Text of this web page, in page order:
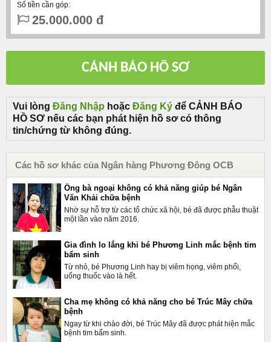
Số tiền cần góp:
25.000.000 đ
Vui lòng Đăng Nhập hoặc Đăng Ký để CẢNH BÁO
HỒ SƠ nếu các bạn phát hiện hồ sơ có thông
tin/chứng từ không đúng.
Các hồ sơ khác của Ngân hàng Phương Đông OCB
Ông bà ngoại không có khả năng giúp bé Ngân
Văn Khải chữa bệnh
Nhờ sự hỗ trợ từ các tổ chức xã hội, bé đã được phẫu thuật
một lần vào năm 2016.
Gia đình lo lắng khi bé Phương Linh mắc bệnh tim
bẩm sinh
Từ nhỏ, bé Phương Linh hay bị viêm họng, viêm phổi,
uống thuốc vào là hết.
Cha mẹ không có khả năng cho bé Trúc Mây chữa
bệnh
Ngay từ khi chào đời, bé Trúc Mây đã được phát hiện mắc
bệnh tim bẩm sinh.